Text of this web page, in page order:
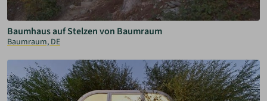
Baumhaus auf Stelzen von Baumraum
Baumraum, DE